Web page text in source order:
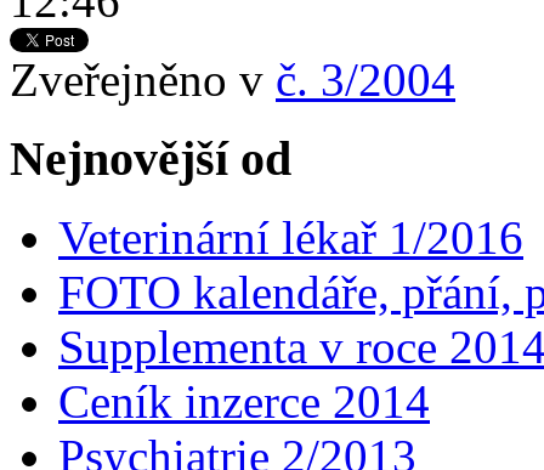
Zveřejněno v č. 3/2004
Nejnovější od
Veterinární lékař 1/2016
FOTO kalendáře, přání,
Supplementa v roce
Ceník inzerce 2014
Psychiatrie 2/2013